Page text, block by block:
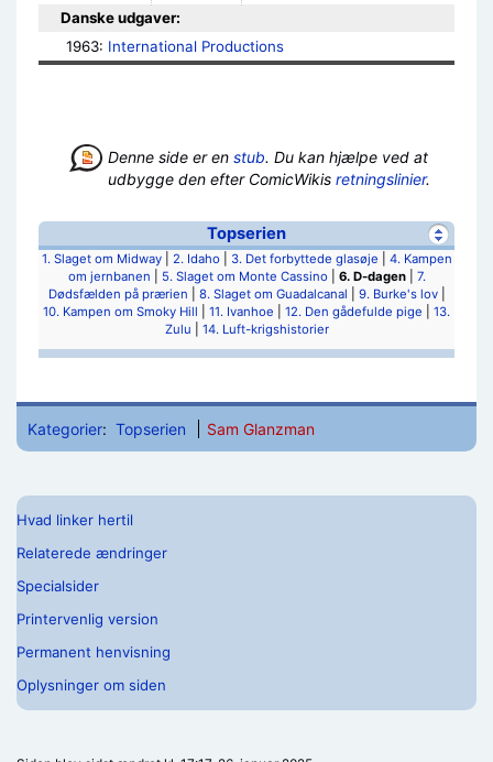
Danske udgaver:
1963: International Productions
Denne side er en stub. Du kan hjælpe ved at
udbygge den efter ComicWikis retningslinier.
Topserien
1. Slaget om Midway| 2. Idaho| 3. Det forbyttede glasøje
4. Kampen
om jernbanen
5. Slaget om Monte Cassino| 6. D-dagen| 7.
Dødsfælden på prærien
8. Slaget om Guadalcanal 9. Burke's lov|
10. Kampen om Smoky Hill
11. Ivanhoe 12. Den gådefulde pige
13.
Zulu
14. Luft-krigshistorier
Kategorier: Topserien Sam Glanzman
Hvad linker hertil
Relaterede ændringer
Specialsider
Printervenlig version
Permanent henvisning
Oplysninger om siden